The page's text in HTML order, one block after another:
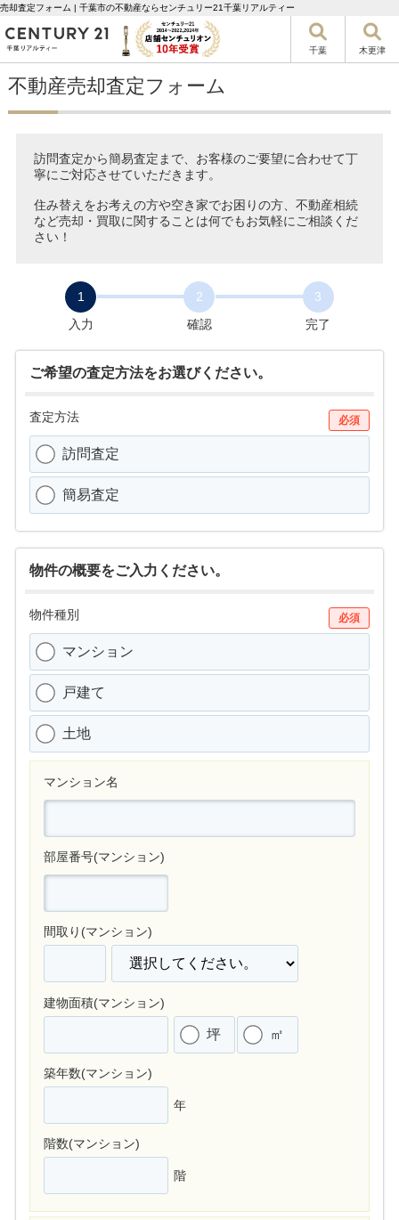
売却査定フォーム | 千葉市の不動産ならセンチュリー21千葉リアルティー
千葉 木更津
不動産売却査定フォーム
訪問査定から簡易査定まで、お客様のご要望に合わせて丁
寧にご対応させていただきます。
住み替えをお考えの方や空き家でお困りの方、不動産相続
など売却・買取に関することは何でもお気軽にご相談くだ
さい！
1
入力
2
確認
3
完了
ご希望の査定方法をお選びください。
査定方法 必須
訪問査定
簡易査定
物件の概要をご入力ください。
物件種別 必須
マンション
戸建て
土地
マンション名
部屋番号(マンション)
間取り(マンション)
建物面積(マンション)
坪 ㎡
築年数(マンション)
年
階数(マンション)
階